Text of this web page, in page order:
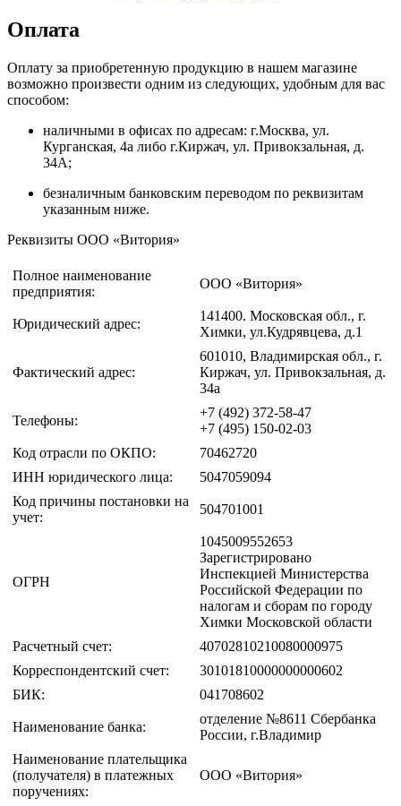
Оплата
Оплату за приобретенную продукцию в нашем магазине
возможно произвести одним из следующих, удобным для вас
способом:
наличными в офисах по адресам: г.Москва, ул.
Курганская, 4а либо г.Киржач, ул. Привокзальная, д.
34А;
безналичным банковским переводом по реквизитам
указанным ниже.
Реквизиты ООО «Витория»
Полное наименование
предприятия:
ООО «Витория»
Юридический адрес:
141400. Московская обл., г.
Химки, ул.Кудрявцева, д.1
Фактический адрес:
601010, Владимирская обл., г.
Киржач, ул. Привокзальная, д.
34а
Телефоны:
+7 (492) 372-58-47
+7 (495) 150-02-03
Код отрасли по ОКПО:
70462720
ИНН юридического лица:
5047059094
Код причины постановки на
учет:
504701001
ОГРН
1045009552653
Зарегистрировано
Инспекцией Министерства
Российской Федерации по
налогам и сборам по городу
Химки Московской области
Расчетный счет:
40702810210080000975
Корреспондентский счет:
30101810000000000602
БИК:
041708602
Наименование банка:
отделение №8611 Сбербанка
России, г.Владимир
Наименование плательщика
(получателя) в платежных
поручениях:
ООО «Витория»